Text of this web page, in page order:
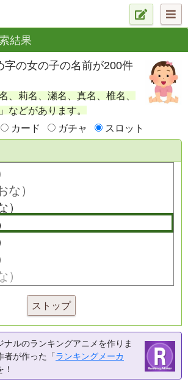
結果
字の女の子の名前が200件
、莉名、瀬名、真名、椎名、
などがあります。
カード ガチャ スロット
ストップ
ナルのランキングアニメを作りま
者が作った「ランキングメーカ